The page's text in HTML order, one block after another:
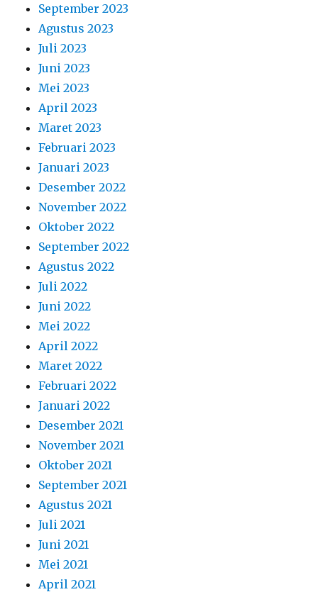
September 2023
Agustus 2023
Juli 2023
Juni 2023
Mei 2023
April 2023
Maret 2023
Februari 2023
Januari 2023
Desember 2022
November 2022
Oktober 2022
September 2022
Agustus 2022
Juli 2022
Juni 2022
Mei 2022
April 2022
Maret 2022
Februari 2022
Januari 2022
Desember 2021
November 2021
Oktober 2021
September 2021
Agustus 2021
Juli 2021
Juni 2021
Mei 2021
April 2021